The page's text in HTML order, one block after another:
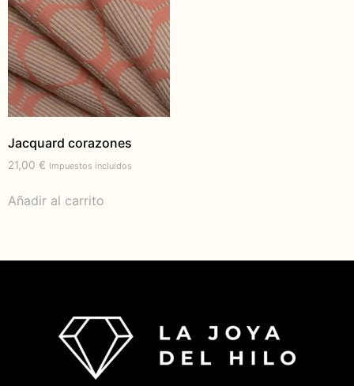
Jacquard corazones
21,00 € Impuestos incluidos
Añadir al carrito